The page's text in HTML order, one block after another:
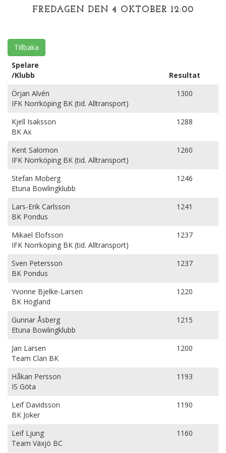
FREDAGEN DEN 4 OKTOBER 12:00
Tillbaka
Spelare
/Klubb
Resultat
Örjan Alvén
IFK Norrköping BK (tid. Alltransport)
1300
Kjell Isaksson
BK Ax
1288
Kent Salomon
IFK Norrköping BK (tid. Alltransport)
1260
Stefan Moberg
Etuna Bowlingklubb
1246
Lars-Erik Carlsson
BK Pondus
1241
Mikael Elofsson
IFK Norrköping BK (tid. Alltransport)
1237
Sven Petersson
BK Pondus
1237
Yvonne Bjelke-Larsen
BK Högland
1220
Gunnar Åsberg
Etuna Bowlingklubb
1215
Jan Larsen
Team Clan BK
1200
Håkan Persson
IS Göta
1193
Leif Davidsson
BK Joker
1190
Leif Ljung
Team Växjö BC
1160